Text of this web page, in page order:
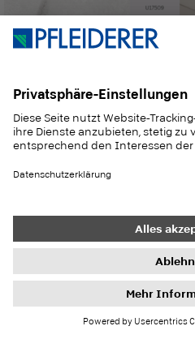
S63089 NAXOS LIGHT GREY
Raffinesse des Steins zeigt sich
hellem Grau gehaltene Fläche,
entsteht. Vereinzelte Spuren
beleben farblich dezent den
bietet
tigen Marmor an und gibt ihm
Inspirationen,
Produktneuheiten: